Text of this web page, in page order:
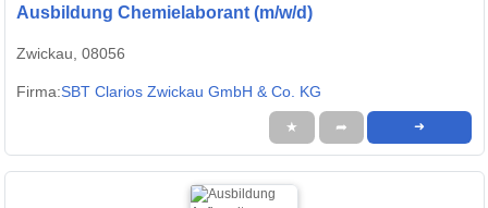
Ausbildung Chemielaborant (m/w/d)
Zwickau, 08056
Firma:SBT Clarios Zwickau GmbH & Co. KG
★ ➦ ➜